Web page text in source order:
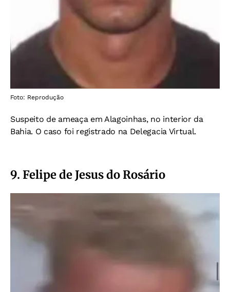
Foto: Reprodução
Suspeito de ameaça em Alagoinhas, no interior da
Bahia. O caso foi registrado na Delegacia Virtual.
9. Felipe de Jesus do Rosário